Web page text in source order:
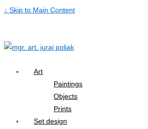
↓ Skip to Main Content
Art
Paintings
Objects
Prints
Set design